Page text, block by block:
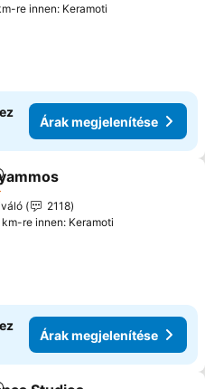
re innen: Keramoti
Árak megjelenítése
a kedvencekhez
2118
re innen: Keramoti
Árak megjelenítése